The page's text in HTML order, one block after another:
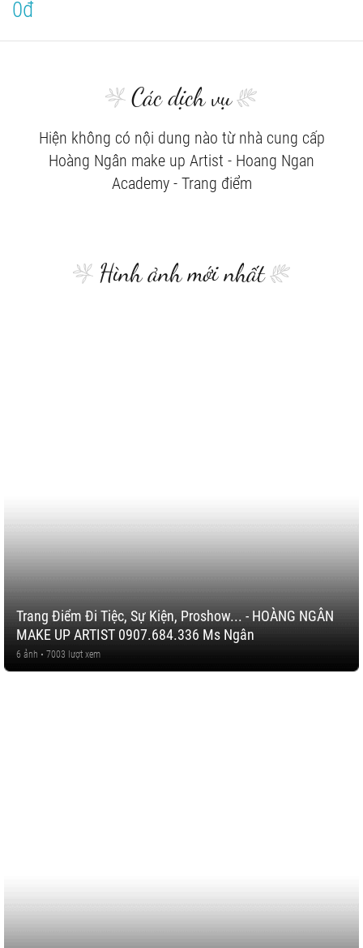
0đ
Các dịch vụ
Hiện không có nội dung nào từ nhà cung cấp
Hoàng Ngân make up Artist - Hoang Ngan
Academy - Trang điểm
Hình ảnh mới nhất
Trang Điểm Đi Tiệc, Sự Kiện, Proshow... - HOÀNG NGÂN
MAKE UP ARTIST 0907.684.336 Ms Ngân
6 ảnh • 7003 lượt xem